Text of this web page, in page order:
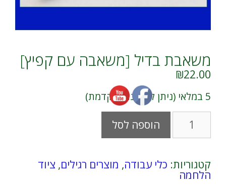
משאבת בדיל [משאבה עם קפיץ]
₪22.00
5 במלאי (ניתן להזמנה מוקדמת)
כמות
משאבת
[משאבה
עם
קפיץ]
הוספה לסל
r
n קטגוריות: כלי עבודה, מוצרים רגילים, ציוד
הלחמה